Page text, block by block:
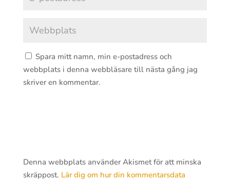
Spara mitt namn, min e-postadress och
webbplats i denna webbläsare till nästa gång jag
skriver en kommentar.
Denna webbplats använder Akismet för att minska
skräppost. Lär dig om hur din kommentarsdata